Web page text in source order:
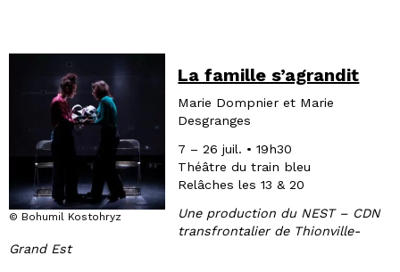
© Bohumil Kostohryz
La famille s’agrandit
Marie Dompnier et Marie
Desgranges
7 – 26 juil. • 19h30
Théâtre du train bleu
Relâches les 13 & 20
Une production du NEST – CDN
transfrontalier de Thionville-
Grand Est